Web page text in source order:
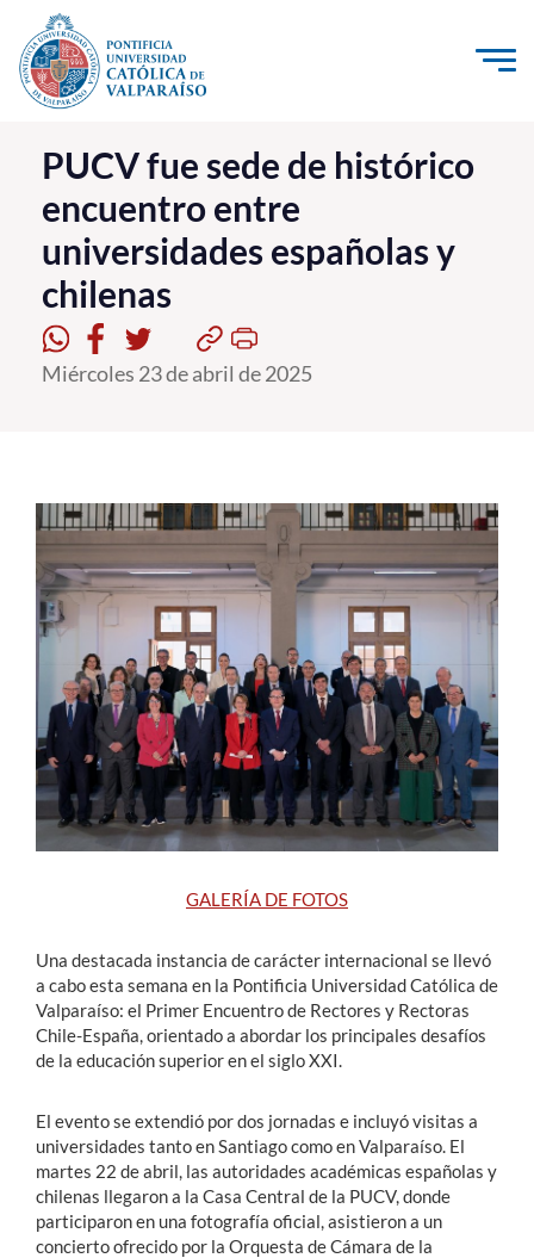
Click acá para ir directamente al contenido
La Universidad
Investigación, Creación e Innovación
PUCV Internacional
Vinculación con el Medio
Admisión
Formación Continua
Estudiantes
Académicos
Funcionarios
Alumni
English
PUCV fue sede de histórico
encuentro entre
universidades españolas y
chilenas
Miércoles 23 de abril de 2025
GALERÍA DE FOTOS
Una destacada instancia de carácter internacional se llevó
a cabo esta semana en la Pontificia Universidad Católica de
Valparaíso: el Primer Encuentro de Rectores y Rectoras
Chile-España, orientado a abordar los principales desafíos
de la educación superior en el siglo XXI.
El evento se extendió por dos jornadas e incluyó visitas a
universidades tanto en Santiago como en Valparaíso. El
martes 22 de abril, las autoridades académicas españolas y
chilenas llegaron a la Casa Central de la PUCV, donde
participaron en una fotografía oficial, asistieron a un
concierto ofrecido por la Orquesta de Cámara de la